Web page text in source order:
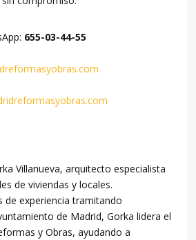
655-03-44-55
Villanueva, arquitecto especialista
de viviendas y locales.
de experiencia tramitando
de Madrid, Gorka lidera el
y Obras, ayudando a